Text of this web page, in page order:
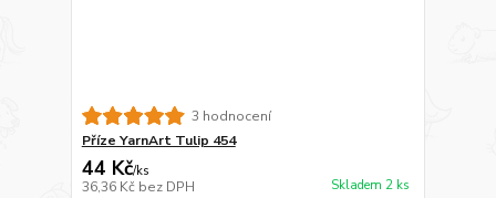
3 hodnocení
Příze YarnArt Tulip 454
44 Kč/ks
36,36 Kč bez DPH Skladem 2 ks